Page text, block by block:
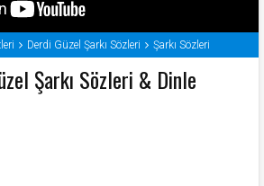
Derdi Güzel Şarkı Sözleri Şarkı Sözleri
Şarkı Sözleri & Dinle